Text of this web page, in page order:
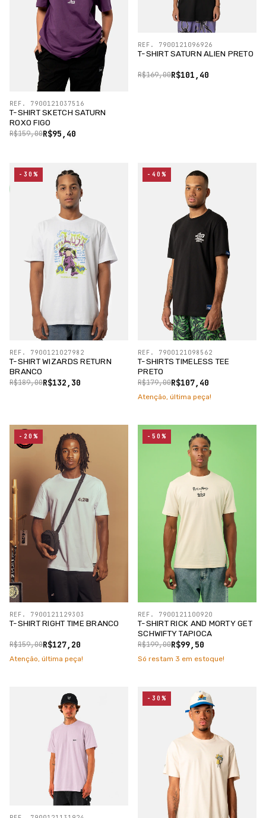
T-SHIRT SKETCH SATURN
ROXO FIGO
R$95,40
R$159,00
REF. 7900121037516
T-SHIRT SATURN ALIEN PRETO
R$101,40
R$169,00
REF. 7900121096926
T-SHIRT WIZARDS RETURN
BRANCO
R$132,30
R$189,00
REF. 7900121027982
-30%
T-SHIRTS TIMELESS TEE
PRETO
R$107,40
R$179,00
REF. 7900121098562
-40%
Atenção, última peça!
T-SHIRT RIGHT TIME BRANCO
R$127,20
R$159,00
REF. 7900121129303
-20%
Atenção, última peça!
T-SHIRT RICK AND MORTY GET
SCHWIFTY TAPIOCA
R$99,50
R$199,00
REF. 7900121100920
-50%
Só restam 3 em estoque!
-30%